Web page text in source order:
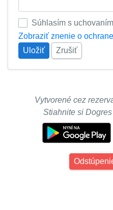
Súhlasím s
Zobraziť znenie o
Uložiť
Zrušiť
Vytvorené cez
Stiahnite si